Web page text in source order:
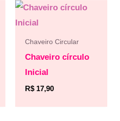
Chaveiro Circular
Chaveiro círculo
Inicial
R$ 17,90